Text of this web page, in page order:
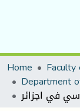
Home